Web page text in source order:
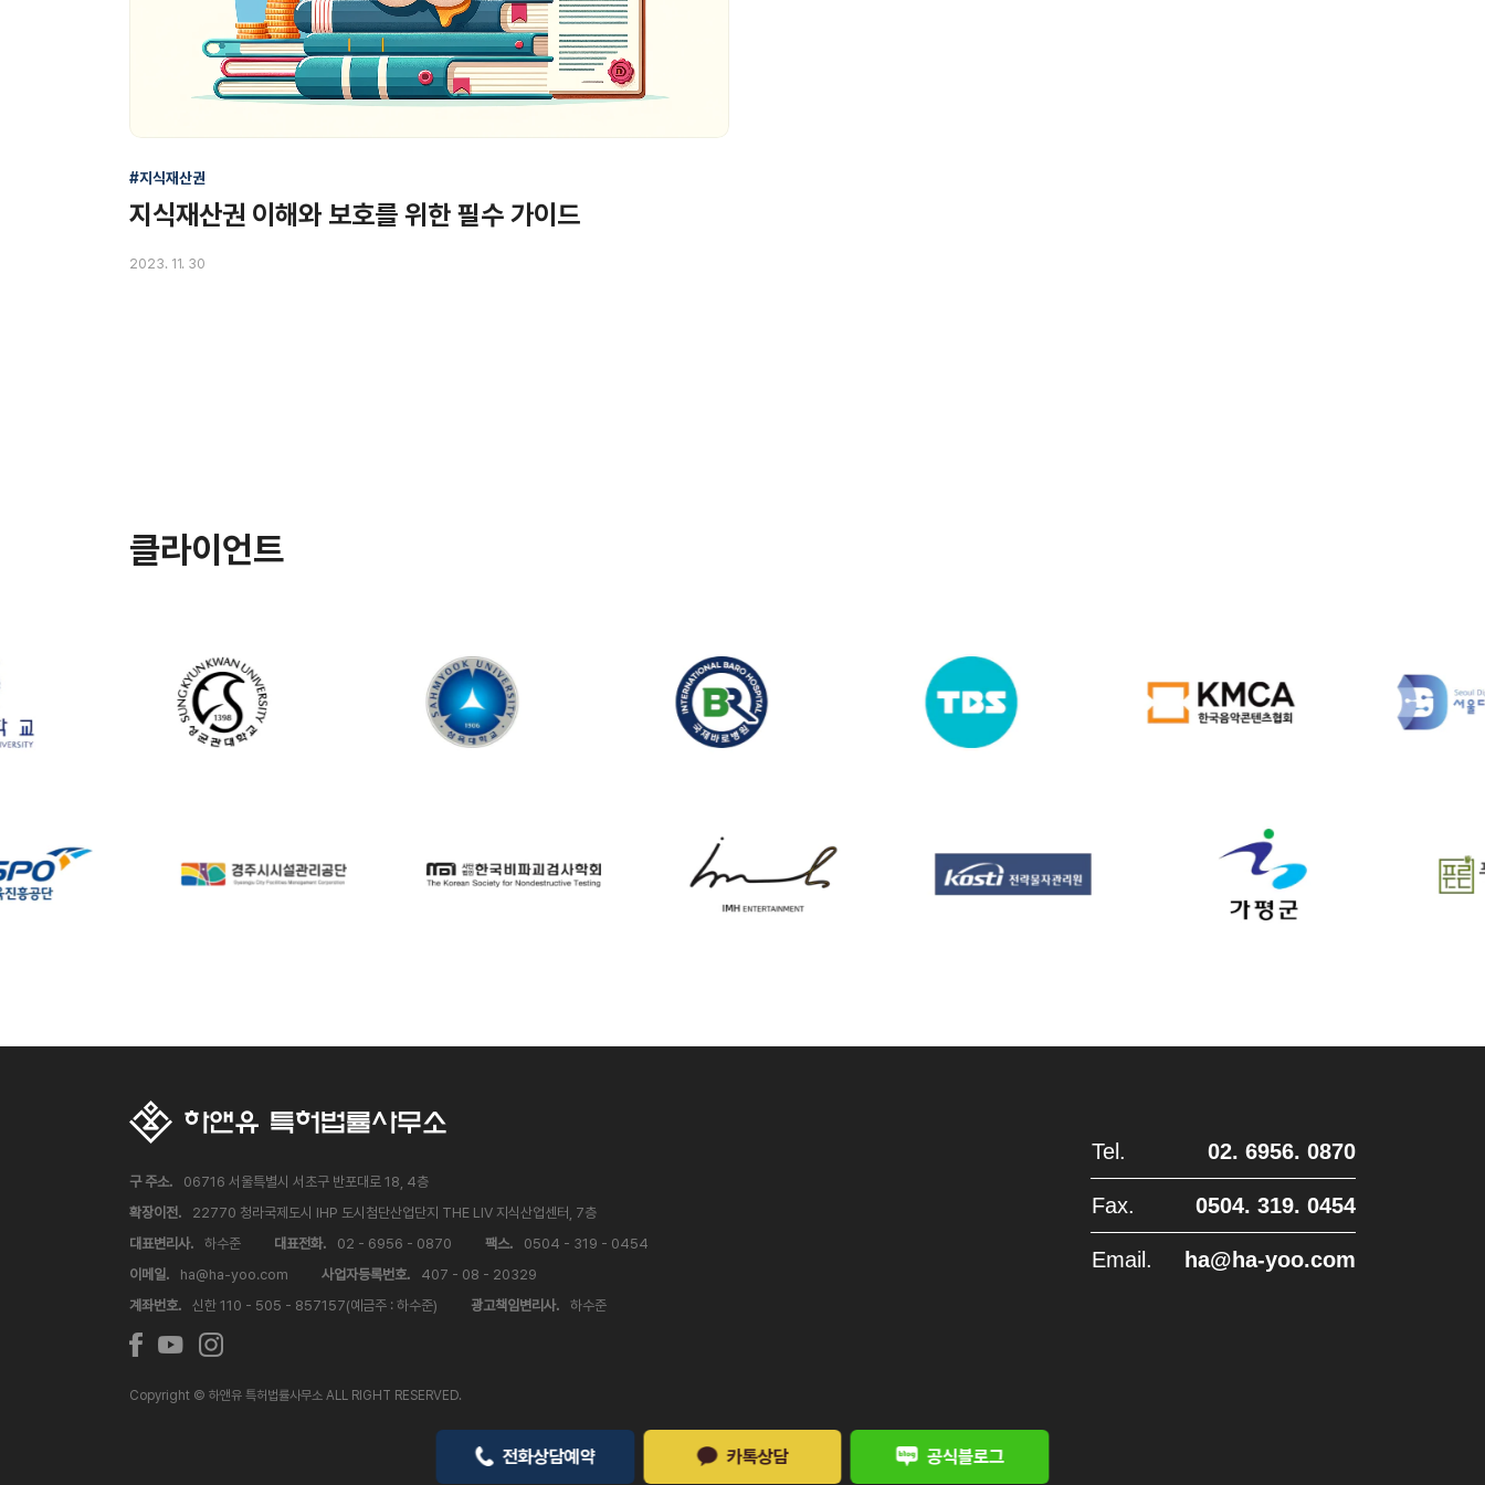
전화상담예약 카톡상담 공식블로그
#지식재산권
지식재산권 이해와 보호를 위한 필수 가이드
2023. 11. 30
클라이언트
구 주소.
06716 서울특별시 서초구 반포대로 18, 4층
확장이전.
22770 청라국제도시 IHP 도시첨단산업단지 THE LIV 지식산업센터, 7층
대표변리사.
하수준 대표전화. 02 - 6956 - 0870 팩스.
0504 - 319 - 0454
이메일.
ha@ha-yoo.com 사업자등록번호.
407 - 08 - 20329
계좌번호.
신한 110 - 505 - 857157(예금주 : 하수준) 광고책임변리사. 하수준
Copyright © 하앤유 특허법률사무소 ALL RIGHT RESERVED.
Tel. 02. 6956. 0870
Fax. 0504. 319. 0454
Email. ha@ha-yoo.com